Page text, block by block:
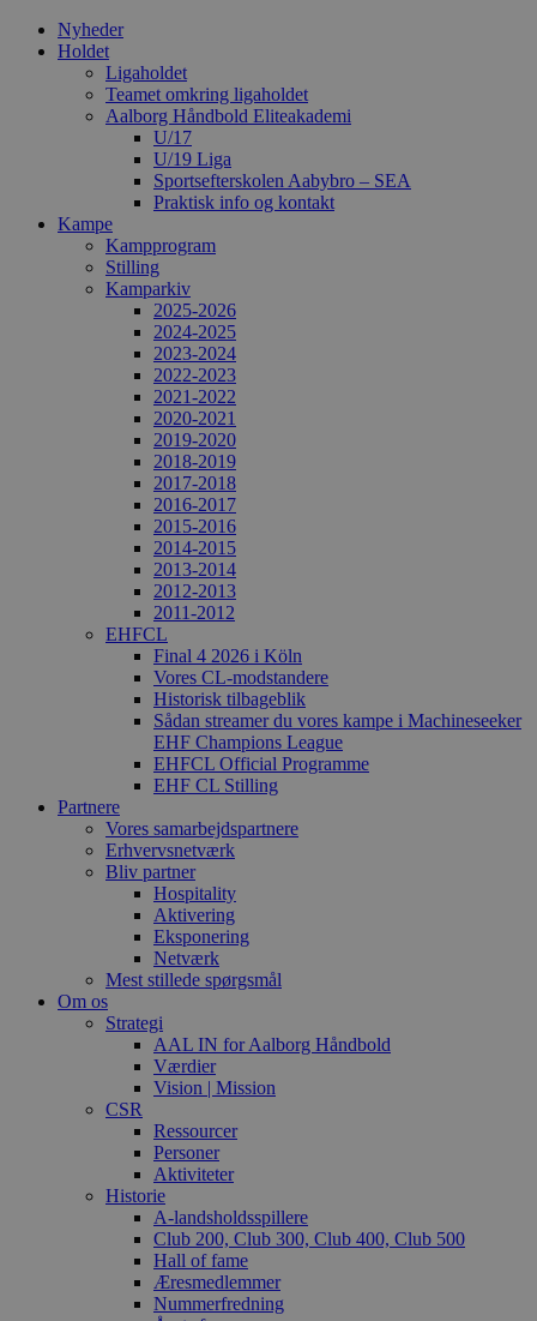
Nyheder
Holdet
Ligaholdet
Teamet omkring ligaholdet
Aalborg Håndbold Eliteakademi
U/17
U/19 Liga
Sportsefterskolen Aabybro – SEA
Praktisk info og kontakt
Kampe
Kampprogram
Stilling
Kamparkiv
2025-2026
2024-2025
2023-2024
2022-2023
2021-2022
2020-2021
2019-2020
2018-2019
2017-2018
2016-2017
2015-2016
2014-2015
2013-2014
2012-2013
2011-2012
EHFCL
Final 4 2026 i Köln
Vores CL-modstandere
Historisk tilbageblik
Sådan streamer du vores kampe i Machineseeker
EHF Champions League
EHFCL Official Programme
EHF CL Stilling
Partnere
Vores samarbejdspartnere
Erhvervsnetværk
Bliv partner
Hospitality
Aktivering
Eksponering
Netværk
Mest stillede spørgsmål
Om os
Strategi
AAL IN for Aalborg Håndbold
Værdier
Vision | Mission
CSR
Ressourcer
Personer
Aktiviteter
Historie
A-landsholdsspillere
Club 200, Club 300, Club 400, Club 500
Hall of fame
Æresmedlemmer
Nummerfredning